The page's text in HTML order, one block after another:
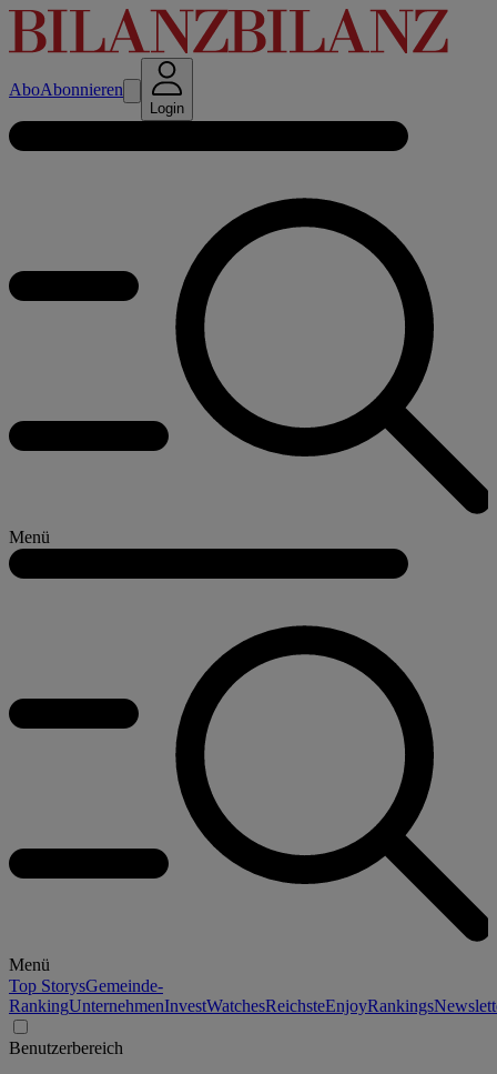
AboAbonnieren
Login
Menü
Menü
Top StorysGemeinde-
RankingUnternehmenInvestWatchesReichsteEnjoyRankings
Benutzerbereich